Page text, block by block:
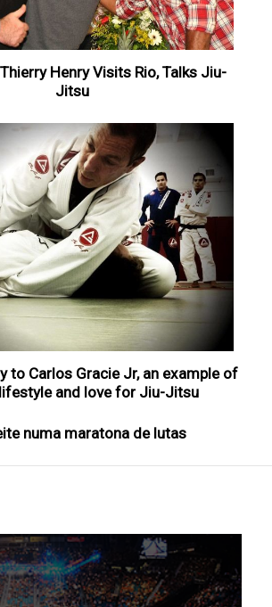
Henry Visits Rio, Talks Jiu-
Jitsu
to Carlos Gracie Jr, an example of
and love for Jiu-Jitsu
numa maratona de lutas